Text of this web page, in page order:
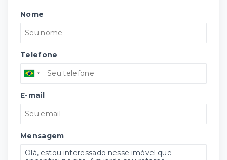
Nome
Telefone
E-mail
Mensagem